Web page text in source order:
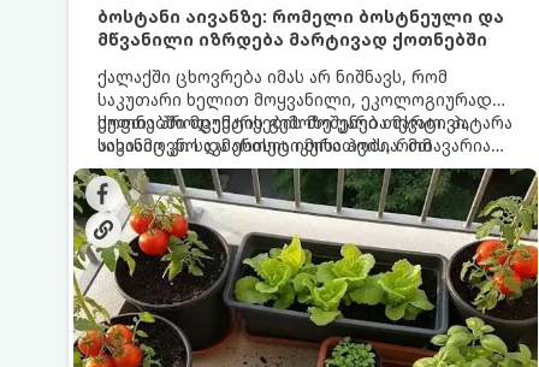
ბოსტანი აივანზე: რომელი ბოსტნეული და
მწვანილი იზრდება მარტივად ქოთნებში
ქალაქში ცხოვრება იმას არ ნიშნავს, რომ
საკუთარი ხელით მოყვანილი, ეკოლოგიურად
სუფთა პროდუქტის გემოზე უარი თქვათ. პატარა
აივანიც კი საკმარისია იმისათვის, რომ
მოიწყოთ მინი-ბოსტანი, საიდანაც
ყოველდღიურად ახალ, არომატულ მწვანილსა
და ბოსტნეულს მოკრეფთ.
ქოთნებში მცენარეების მოშენება მარტივი,
სასიამოვნო და ესთეტიკური ჰობია. მთავარია
იცოდეთ, რომელი კულტურები ეგუებიან
ქოთნის პირობებს ყველაზე კარგად და როგორ
მოუაროთ მათ სწორად.